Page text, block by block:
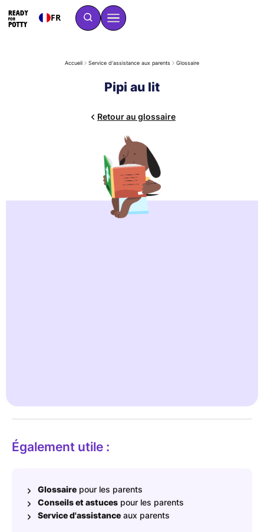
FR
Accueil Service d'assistance aux parents Glossaire
Pipi au lit
Retour au glossaire
Également utile :
Glossaire pour les parents
Conseils et astuces pour les parents
Service d'assistance aux parents